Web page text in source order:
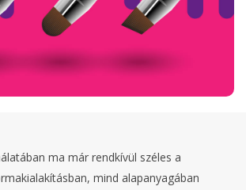
ma már rendkívül széles a
mind alapanyagában